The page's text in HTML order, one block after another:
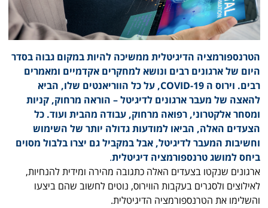
הטרנספורמציה הדיגיטלית ממשיכה להיות במקום גבוה בסדר
היום של ארגונים רבים ונושא למחקרים אקדמיים ומאמרים
רבים. וירוס ה COVID-19, על כל הווריאנטים שלו, הביא
להאצה של מעבר ארגונים לדיגיטל – הוראה מרחוק, קניות
ומסחר אלקטרוני, רפואה מרחוק, עבודה מהבית ועוד. כל
הצעדים האלה, הביאו למודעות גדולה יותר של השימוש
וחשיבות המעבר לדיגיטל, אבל במקביל גם יצרו בלבול מסוים
ביחס למושג טרנספורמציה דיגיטלית.
ארגונים שנקטו בצעדים האלה כתגובה מהירה ומידית להנחיות,
לאילוצים ולסגרים בעקבות הווירוס, נוטים לחשוב שהם ביצעו
והשלימו את הטרנספורמציה הדיגיטלית.